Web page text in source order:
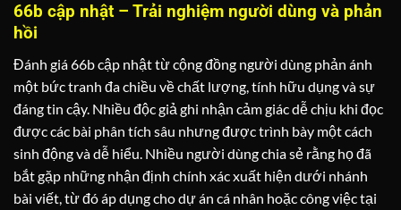
66b cập nhật – Trải nghiệm người dùng và phản
hồi
Đánh giá 66b cập nhật từ cộng đồng người dùng phản ánh
một bức tranh đa chiều về chất lượng, tính hữu dụng và sự
đáng tin cậy. Nhiều độc giả ghi nhận cảm giác dễ chịu khi đọc
được các bài phân tích sâu nhưng được trình bày một cách
sinh động và dễ hiểu. Nhiều người dùng chia sẻ rằng họ đã
bắt gặp những nhận định chính xác xuất hiện dưới nhánh
bài viết, từ đó áp dụng cho dự án cá nhân hoặc công việc tại